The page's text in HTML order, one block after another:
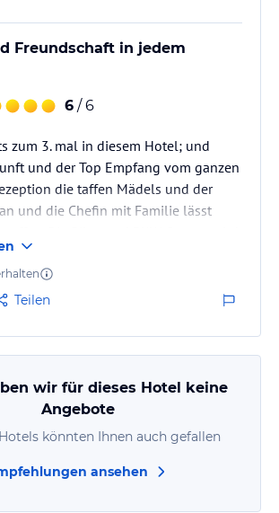
Freundschaft in jedem
6 / 6
zum 3. mal in diesem Hotel; und
und der Top Empfang vom ganzen
die taffen Mädels und der
und die Chefin mit Familie lässt
! Komfort und Wohlfühlen von
an. Nach zwei Wochen fällt der
denn man wird bereits als
diverse Wäsche auf dem Balkon vom
wird vom…
Teilen
wir für dieses Hotel keine
Angebote
könnten Ihnen auch gefallen
ansehen